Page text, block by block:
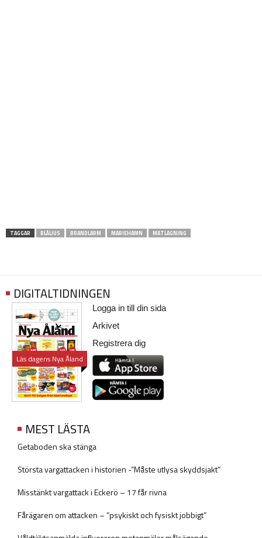
TAGGAR BLÅLJUS BRANDLARM MARIEHAMN MATLAGNING
DIGITALTIDNINGEN
Läs dagens Nya Åland
Logga in till din sida
Arkivet
Registrera dig
MEST LÄSTA
Getaboden ska stänga
Största vargattacken i historien -”Måste utlysa skyddsjakt”
Misstänkt vargattack i Eckerö – 17 får rivna
Fårägaren om attacken – ”psykiskt och fysiskt jobbigt”